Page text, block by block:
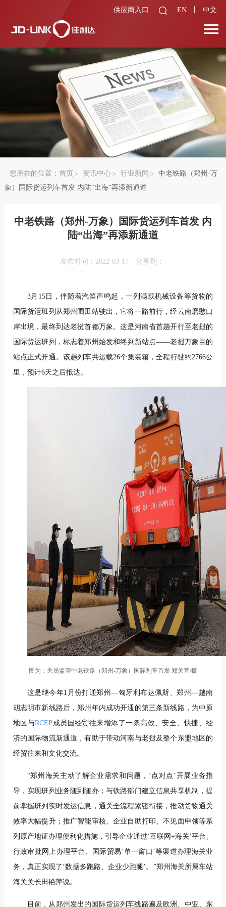
供应商入口 EN 中文
您所在的位置： 首页 资讯中心 行业新闻
中老铁路（郑州-万
象）国际货运列车首发 内陆“出海”再添新通道
中老铁路（郑州-万象）国际货运列车首发 内
陆“出海”再添新通道
发布时间：2022-03-17 分享到：
3月15日，伴随着汽笛声鸣起，一列满载机械设备等货物的
国际货运班列从郑州圃田站驶出，它将一路前行，经云南磨憨口
岸出境，最终到达老挝首都万象。这是河南省首趟开行至老挝的
国际货运班列，标志着郑州始发和终到新站点——老挝万象目的
站点正式开通。该趟列车共运载26个集装箱，全程行驶约2766公
里，预计6天之后抵达。
图为：关员监管中老铁路（郑州-万象）国际列车首发 郑关宣/摄
这是继今年1月份打通郑州—匈牙利布达佩斯、郑州—越南
胡志明市新线路后，郑州年内成功开通的第三条新线路，为中原
地区与RCEP成员国经贸往来增添了一条高效、安全、快捷、经
济的国际物流新通道，有助于带动河南与老挝及整个东盟地区的
经贸往来和文化交流。
“郑州海关主动了解企业需求和问题，‘点对点’开展业务指
导，实现班列业务随到随办；与铁路部门建立信息共享机制，提
前掌握班列实时发运信息，通关全流程紧密衔接，推动货物通关
效率大幅提升；推广智能审核、企业自助打印、不见面申领等系
列原产地证办理便利化措施，引导企业通过‘互联网+海关’平台、
行政审批网上办理平台、国际贸易‘单一窗口’等渠道办理海关业
务，真正实现了‘数据多跑路、企业少跑腿’。”郑州海关所属车站
海关关长田艳萍说。
目前，从郑州发出的国际货运列车线路遍及欧洲、中亚、东